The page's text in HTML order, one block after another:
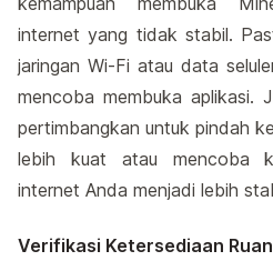
internet yang tidak stabil.
jaringan Wi-Fi atau data
mencoba membuka aplikasi.
pertimbangkan untuk pindah
lebih kuat atau mencoba
internet Anda menjadi lebih
Verifikasi Ketersediaan